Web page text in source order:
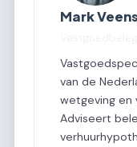
Mark
van de
wetgeving en
Adviseert